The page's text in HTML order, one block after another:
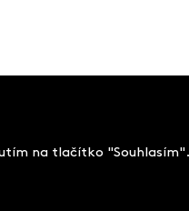
na tlačítko "Souhlasím".